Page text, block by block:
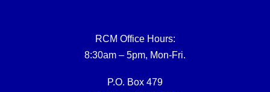
RCM Office Hours:
8:30am – 5pm, Mon-Fri.
P.O. Box 479